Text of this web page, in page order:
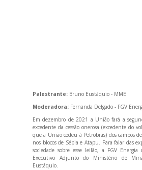
Palestrante: Bruno Eustáquio - MME
Moderadora: Fernanda Delgado - FGV
Em dezembro de 2021 a União fará a
excedente da cessão onerosa (excedente do
que a União cedeu à Petrobras) dos campos
nos blocos de Sépia e Atapu. Para falar das
sociedade sobre esse leilão, a FGV Energia
Executivo Adjunto do Ministério de
Eustáquio.